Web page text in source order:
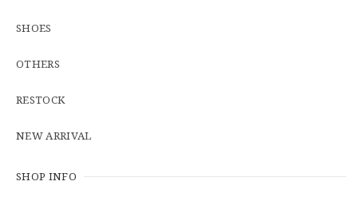
SHOES
OTHERS
RESTOCK
NEW ARRIVAL
SHOP INFO
とても早く対応頂きありがとうございました。